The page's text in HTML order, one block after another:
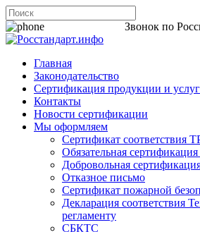
Звонок по
Главная
Законодательство
Сертификация продукции и услуг
Контакты
Новости сертификации
Мы оформляем
Сертификат соответствия
Обязательная
Добровольная
Отказное письмо
Сертификат пожарной
Декларация соответствия
регламенту
СБКТС